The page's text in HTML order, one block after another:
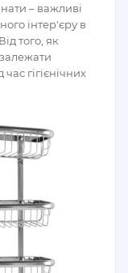
– важливі
інтер'єру в
того, як
гігієнічних